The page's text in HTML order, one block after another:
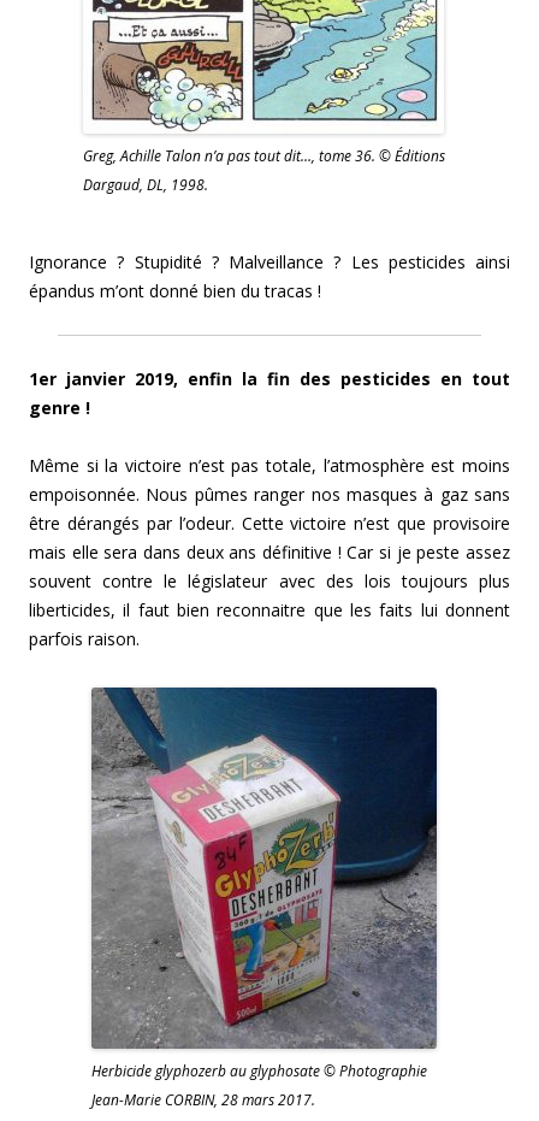
Greg, Achille Talon n’a pas tout dit…, tome 36. © Éditions
Dargaud, DL, 1998.
Ignorance ? Stupidité ? Malveillance ? Les pesticides ainsi
épandus m’ont donné bien du tracas !
1er janvier 2019, enfin la fin des pesticides en tout
genre !
Même si la victoire n’est pas totale, l’atmosphère est moins
empoisonnée. Nous pûmes ranger nos masques à gaz sans
être dérangés par l’odeur. Cette victoire n’est que provisoire
mais elle sera dans deux ans définitive ! Car si je peste assez
souvent contre le législateur avec des lois toujours plus
liberticides, il faut bien reconnaitre que les faits lui donnent
parfois raison.
Herbicide glyphozerb au glyphosate © Photographie
Jean-Marie CORBIN, 28 mars 2017.